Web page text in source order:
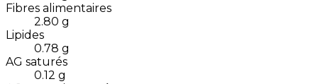
Fibres alimentaires
2.80 g
Lipides
0.78 g
AG saturés
0.12 g